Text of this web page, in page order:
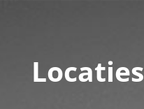
Locaties